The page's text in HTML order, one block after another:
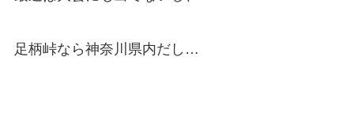
足柄峠なら神奈川県内だし…